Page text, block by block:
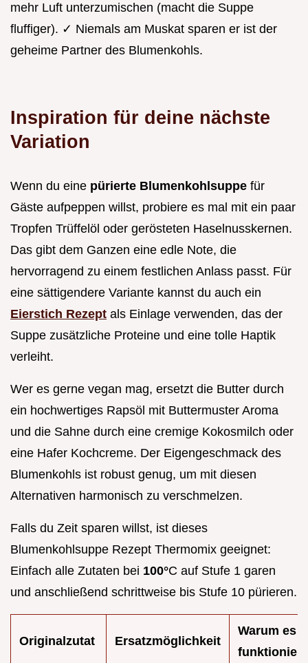
mehr Luft unterzumischen (macht die Suppe
fluffiger). ✓ Niemals am Muskat sparen er ist der
geheime Partner des Blumenkohls.
Inspiration für deine nächste
Variation
Wenn du eine pürierte Blumenkohlsuppe für
Gäste aufpeppen willst, probiere es mal mit ein paar
Tropfen Trüffelöl oder gerösteten Haselnusskernen.
Das gibt dem Ganzen eine edle Note, die
hervorragend zu einem festlichen Anlass passt. Für
eine sättigendere Variante kannst du auch ein
Eierstich Rezept als Einlage verwenden, das der
Suppe zusätzliche Proteine und eine tolle Haptik
verleiht.
Wer es gerne vegan mag, ersetzt die Butter durch
ein hochwertiges Rapsöl mit Buttermuster Aroma
und die Sahne durch eine cremige Kokosmilch oder
eine Hafer Kochcreme. Der Eigengeschmack des
Blumenkohls ist robust genug, um mit diesen
Alternativen harmonisch zu verschmelzen.
Falls du Zeit sparen willst, ist dieses
Blumenkohlsuppe Rezept Thermomix geeignet:
Einfach alle Zutaten bei 100°C auf Stufe 1 garen
und anschließend schrittweise bis Stufe 10 pürieren.
Originalzutat Ersatzmöglichkeit
Warum es
funktioniert